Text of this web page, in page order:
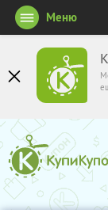
Меню